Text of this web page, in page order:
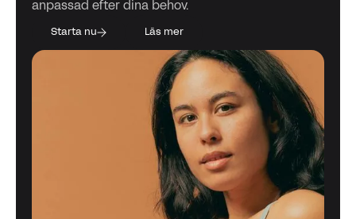
anpassad efter dina behov.
Starta nu Läs mer